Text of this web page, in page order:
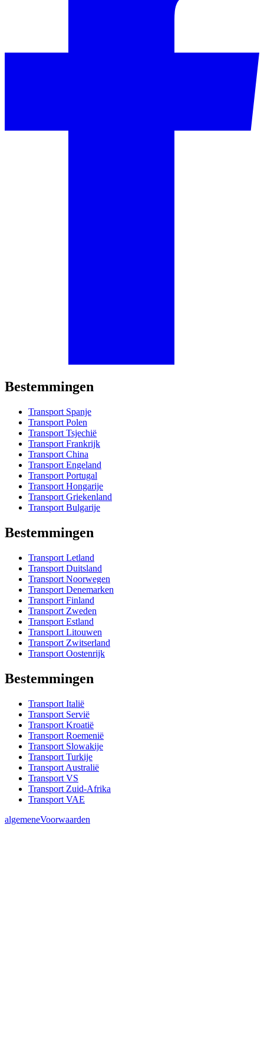
Bestemmingen
Transport Spanje
Transport Polen
Transport Tsjechië
Transport Frankrijk
Transport China
Transport Engeland
Transport Portugal
Transport Hongarije
Transport Griekenland
Transport Bulgarije
Bestemmingen
Transport Letland
Transport Duitsland
Transport Noorwegen
Transport Denemarken
Transport Finland
Transport Zweden
Transport Estland
Transport Litouwen
Transport Zwitserland
Transport Oostenrijk
Bestemmingen
Transport Italië
Transport Servië
Transport Kroatië
Transport Roemenië
Transport Slowakije
Transport Turkije
Transport Australië
Transport VS
Transport Zuid-Afrika
Transport VAE
algemeneVoorwaarden